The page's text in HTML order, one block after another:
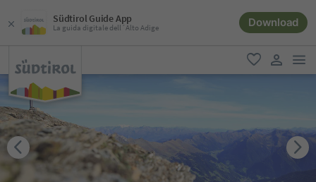
Südtirol Guide App
La guida digitale dell´Alto Adige Download
favoriti
user link